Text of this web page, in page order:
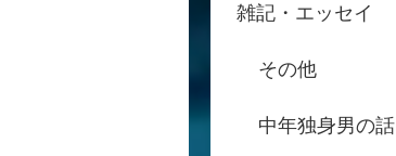
雑記・エッセイ
その他
中年独身男の話